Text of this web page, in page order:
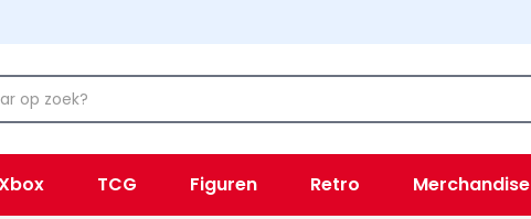
TCG Figuren Retro Merchandise